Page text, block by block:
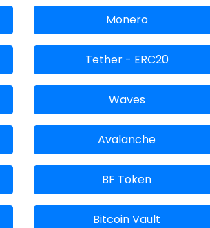
Monero
Tether - ERC20
Waves
Avalanche
BF Token
Bitcoin Vault